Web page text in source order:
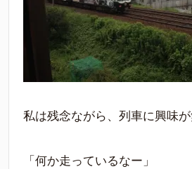
私は残念ながら、列車に興味
「何か走っているなー」